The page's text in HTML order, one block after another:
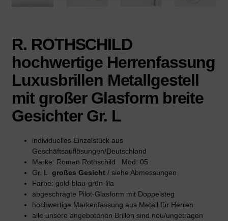
R. ROTHSCHILD
hochwertige Herrenfassung
Luxusbrillen Metallgestell
mit großer Glasform breite
Gesichter Gr. L
individuelles Einzelstück aus
Geschäftsauflösungen/Deutschland
Marke: Roman Rothschild Mod: 05
Gr. Lgroßes Gesicht / siehe Abmessungen
Farbe: gold-blau-grün-lila
abgeschrägte Pilot-Glasform mit Doppelsteg
hochwertige Markenfassung aus Metall für Herren
alle unsere angebotenen Brillen sind neu/ungetragen